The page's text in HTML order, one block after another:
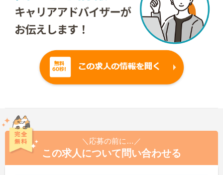
＼応募の前に…／
この求人について問い合わせる